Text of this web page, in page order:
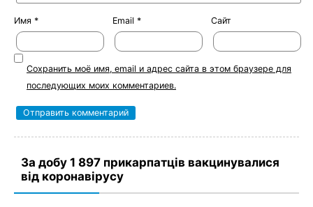
Имя * Email * Сайт
Сохранить моё имя, email и адрес сайта в этом браузере для
последующих моих комментариев.
За добу 1 897 прикарпатців вакцинувалися
від коронавірусу